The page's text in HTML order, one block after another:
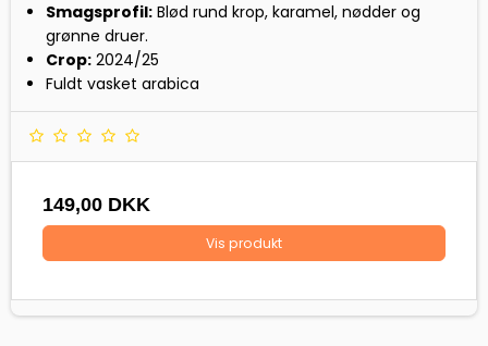
Smagsprofil:Blød rund krop, karamel, nødder og
grønne druer.
Crop:2024/25
Fuldt vasket arabica
149,00 DKK
Vis produkt